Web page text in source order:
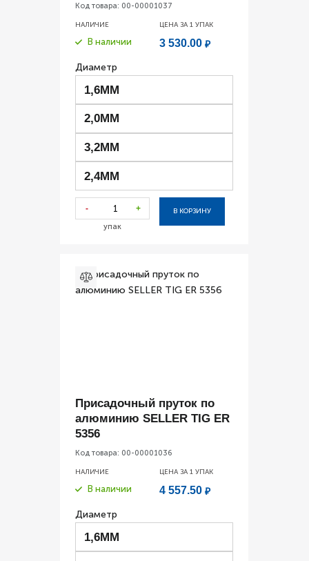
Код товара: 00-00001037
НАЛИЧИЕ
В наличии
ЦЕНА ЗА 1 УПАК
3 530.00 ₽
Диаметр
1,6ММ
2,0ММ
3,2ММ
2,4ММ
- +
упак
В КОРЗИНУ
Присадочный пруток по
алюминию SELLER TIG ER
5356
Код товара: 00-00001036
НАЛИЧИЕ
В наличии
ЦЕНА ЗА 1 УПАК
4 557.50 ₽
Диаметр
1,6ММ